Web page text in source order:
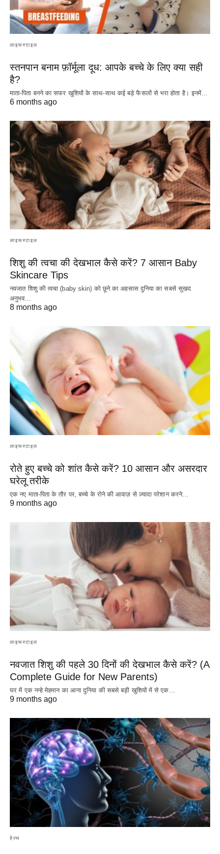
लाइफस्टाइल
स्तनपान बनाम फ़ॉर्मूला दूध: आपके बच्चे के लिए क्या सही
है?
माता-पिता बनने का सफर खुशियों के साथ-साथ कई बड़े फैसलों से भरा होता है। इनमें…
6 months ago
लाइफस्टाइल
शिशु की त्वचा की देखभाल कैसे करें? 7 आसान Baby
Skincare Tips
नवजात शिशु की त्वचा (baby skin) को छूने का अहसास दुनिया का सबसे सुखद
अनुभव…
8 months ago
लाइफस्टाइल
रोते हुए बच्चे को शांत कैसे करें? 10 आसान और असरदार
घरेलू तरीके
एक नए माता-पिता के तौर पर, बच्चे के रोने की आवाज़ से ज़्यादा परेशान करने…
9 months ago
लाइफस्टाइल
नवजात शिशु की पहले 30 दिनों की देखभाल कैसे करें? (A
Complete Guide for New Parents)
घर में एक नन्हे मेहमान का आना दुनिया की सबसे बड़ी खुशियों में से एक…
9 months ago
हेल्थ